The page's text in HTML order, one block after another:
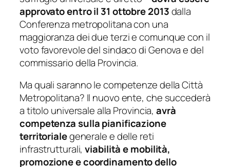
approvato entro il 31 ottobre 2013dalla
Conferenza metropolitana con una
maggioranza dei due terzi e comunque con il
voto favorevole del sindaco di Genova e del
commissario della Provincia.
Ma quali saranno le competenze della Città
Metropolitana? Il nuovo ente, che succederà
a titolo universale alla Provincia,avrà
competenza sulla pianificazione
territorialegenerale e delle reti
infrastrutturali,viabilità e mobilità,
promozione e coordinamento dello